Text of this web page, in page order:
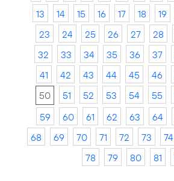
13
14 15 16 17 18 19
23
24 25 26 27 28
32
33 34 35 36 37
41
42 43 44 45 46
50
51 52 53 54 55
59
60 61 62 63 64
68
69 70 71 72 73 74
78
79 80 81